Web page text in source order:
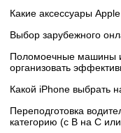
Какие аксессуары
Выбор зарубежного
Поломоечные машины
организовать
Какой iPhone выбрать
Переподготовка
категорию (с B на C